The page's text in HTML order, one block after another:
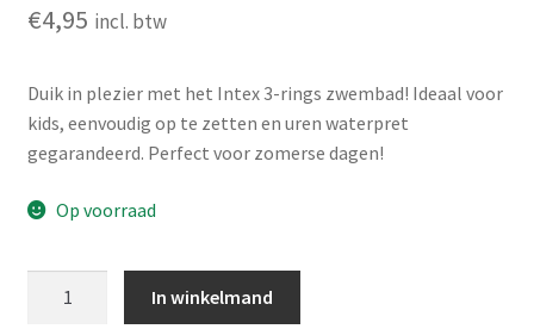
€4,95 incl. btw
Duik in plezier met het Intex 3-rings zwembad! Ideaal voor
kids, eenvoudig op te zetten en uren waterpret
gegarandeerd. Perfect voor zomerse dagen!
Op voorraad
In winkelmand